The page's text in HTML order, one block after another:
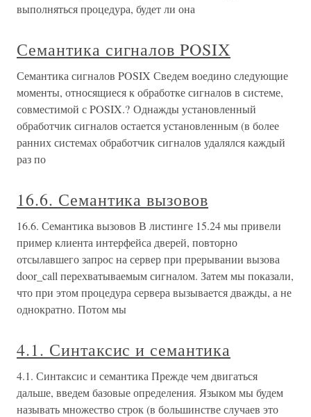
выполняться процедура, будет ли она
Семантика сигналов POSIX
Семантика сигналов POSIX Сведем воедино следующие
моменты, относящиеся к обработке сигналов в системе,
совместимой с POSIX.? Однажды установленный
обработчик сигналов остается установленным (в более
ранних системах обработчик сигналов удалялся каждый
раз по
16.6. Семантика вызовов
16.6. Семантика вызовов В листинге 15.24 мы привели
пример клиента интерфейса дверей, повторно
отсылавшего запрос на сервер при прерывании вызова
door_call перехватываемым сигналом. Затем мы показали,
что при этом процедура сервера вызывается дважды, а не
однократно. Потом мы
4.1. Синтаксис и семантика
4.1. Синтаксис и семантика Прежде чем двигаться
дальше, введем базовые определения. Языком мы будем
называть множество строк (в большинстве случаев это